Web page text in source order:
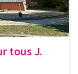
tous J.